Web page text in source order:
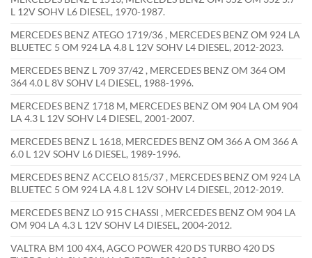
L 12V SOHV L6 DIESEL, 1970-1987.
MERCEDES BENZ ATEGO 1719/36 , MERCEDES BENZ OM 924 LA
BLUETEC 5 OM 924 LA 4.8 L 12V SOHV L4 DIESEL, 2012-2023.
MERCEDES BENZ L 709 37/42 , MERCEDES BENZ OM 364 OM
364 4.0 L 8V SOHV L4 DIESEL, 1988-1996.
MERCEDES BENZ 1718 M, MERCEDES BENZ OM 904 LA OM 904
LA 4.3 L 12V SOHV L4 DIESEL, 2001-2007.
MERCEDES BENZ L 1618, MERCEDES BENZ OM 366 A OM 366 A
6.0 L 12V SOHV L6 DIESEL, 1989-1996.
MERCEDES BENZ ACCELO 815/37 , MERCEDES BENZ OM 924 LA
BLUETEC 5 OM 924 LA 4.8 L 12V SOHV L4 DIESEL, 2012-2019.
MERCEDES BENZ LO 915 CHASSI , MERCEDES BENZ OM 904 LA
OM 904 LA 4.3 L 12V SOHV L4 DIESEL, 2004-2012.
VALTRA BM 100 4X4, AGCO POWER 420 DS TURBO 420 DS